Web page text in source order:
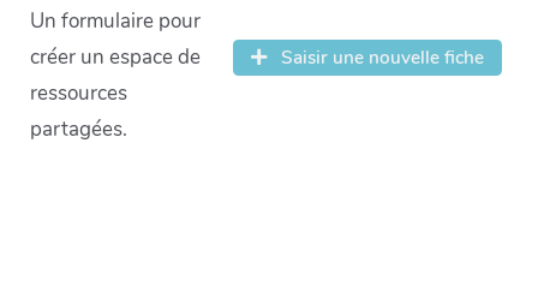
Un formulaire pour
créer un espace de
ressources
partagées.
Saisir une nouvelle fiche